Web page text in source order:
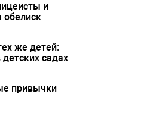
и
обелиск
же детей:
садах
привычки